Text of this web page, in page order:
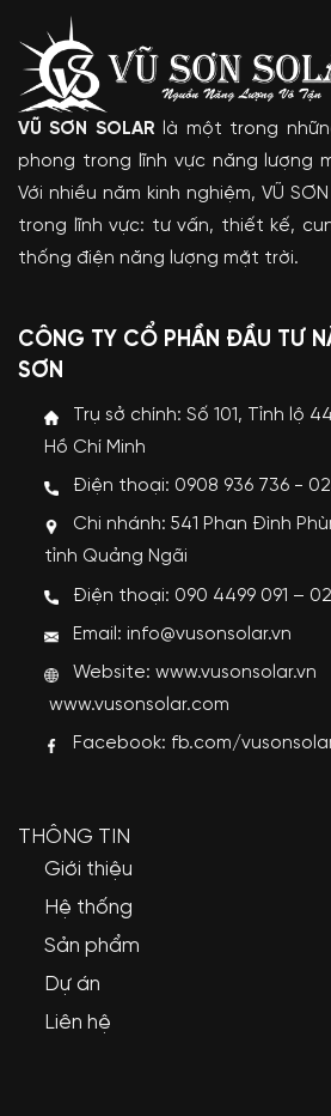
VŨ SƠN SOLAR là một trong
phong trong lĩnh vực năng lượng
Với nhiều năm kinh nghiệm, VŨ
trong lĩnh vực: tư vấn, thiết kế,
thống điện năng lượng mặt trời.
CÔNG TY CỔ PHẦN ĐẦU TƯ
SƠN
Trụ sở chính: Số 101, Tỉnh lộ
Hồ Chí Minh
Điện thoại: 0908 936 736 -
Chi nhánh: 541 Phan Đình
tỉnh Quảng Ngãi
Điện thoại: 090 4499 091 –
Email: info@vusonsolar.vn
Website:www.vusonsolar.vn
www.vusonsolar.com
Facebook: fb.com/
THÔNG TIN
Giới thiệu
Hệ thống
Sản phẩm
Dự án
Liên hệ